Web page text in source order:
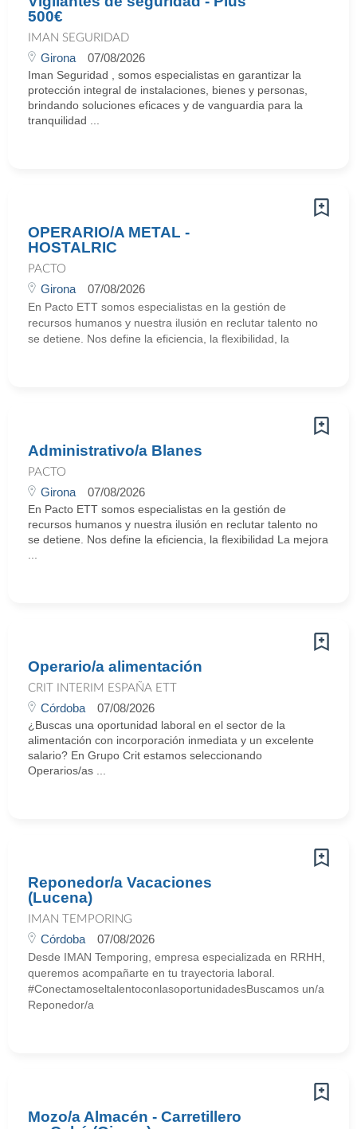
500€
IMAN SEGURIDAD
Girona 07/08/2026
Iman Seguridad , somos especialistas en garantizar la
protección integral de instalaciones, bienes y personas,
brindando soluciones eficaces y de vanguardia para la
tranquilidad ...
OPERARIO/A METAL -
HOSTALRIC
PACTO
Girona 07/08/2026
En Pacto ETT somos especialistas en la gestión de
recursos humanos y nuestra ilusión en reclutar talento no
se detiene. Nos define la eficiencia, la flexibilidad, la
Administrativo/a Blanes
PACTO
Girona 07/08/2026
En Pacto ETT somos especialistas en la gestión de
recursos humanos y nuestra ilusión en reclutar talento no
se detiene. Nos define la eficiencia, la flexibilidad La mejora
Operario/a alimentación
CRIT INTERIM ESPAÑA ETT
Córdoba 07/08/2026
¿Buscas una oportunidad laboral en el sector de la
alimentación con incorporación inmediata y un excelente
salario? En Grupo Crit estamos seleccionando
Operarios/as ...
Reponedor/a Vacaciones
(Lucena)
IMAN TEMPORING
Córdoba 07/08/2026
Desde IMAN Temporing, empresa especializada en RRHH,
queremos acompañarte en tu trayectoria laboral.
#ConectamoseltalentoconlasoportunidadesBuscamos un/a
Reponedor/a
Mozo/a Almacén - Carretillero